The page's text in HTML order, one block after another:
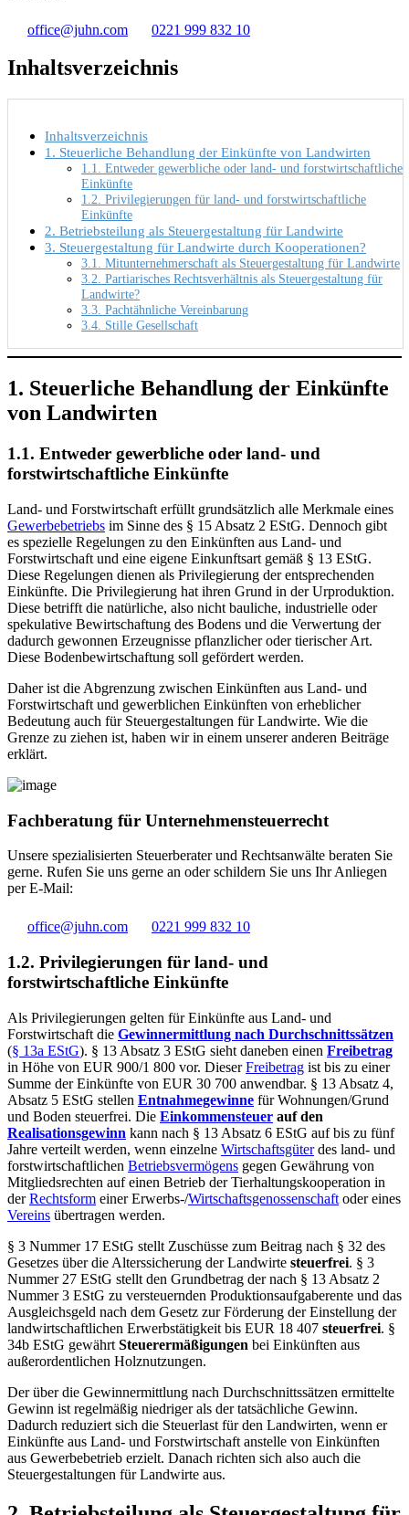
office@juhn.com 0221 999 832 10
Inhaltsverzeichnis
Inhaltsverzeichnis
1. Steuerliche Behandlung der Einkünfte von Landwirten
1.1. Entweder gewerbliche oder land- und forstwirtschaftliche
Einkünfte
1.2. Privilegierungen für land- und forstwirtschaftliche
Einkünfte
2. Betriebsteilung als Steuergestaltung für Landwirte
3. Steuergestaltung für Landwirte durch Kooperationen?
3.1. Mitunternehmerschaft als Steuergestaltung für Landwirte
3.2. Partiarisches Rechtsverhältnis als Steuergestaltung für
Landwirte?
3.3. Pachtähnliche Vereinbarung
3.4. Stille Gesellschaft
1. Steuerliche Behandlung der Einkünfte
von Landwirten
1.1. Entweder gewerbliche oder land- und
forstwirtschaftliche Einkünfte
Land- und Forstwirtschaft erfüllt grundsätzlich alle Merkmale eines
Gewerbebetriebs im Sinne des § 15 Absatz 2 EStG. Dennoch gibt
es spezielle Regelungen zu den Einkünften aus Land- und
Forstwirtschaft und eine eigene Einkunftsart gemäß § 13 EStG.
Diese Regelungen dienen als Privilegierung der entsprechenden
Einkünfte. Die Privilegierung hat ihren Grund in der Urproduktion.
Diese betrifft die natürliche, also nicht bauliche, industrielle oder
spekulative Bewirtschaftung des Bodens und die Verwertung der
dadurch gewonnen Erzeugnisse pflanzlicher oder tierischer Art.
Diese Bodenbewirtschaftung soll gefördert werden.
Daher ist die Abgrenzung zwischen Einkünften aus Land- und
Forstwirtschaft und gewerblichen Einkünften von erheblicher
Bedeutung auch für Steuergestaltungen für Landwirte. Wie die
Grenze zu ziehen ist, haben wir in einem unserer anderen Beiträge
erklärt.
Fachberatung für Unternehmensteuerrecht
Unsere spezialisierten Steuerberater und Rechtsanwälte beraten Sie
gerne. Rufen Sie uns gerne an oder schildern Sie uns Ihr Anliegen
per E-Mail:
office@juhn.com 0221 999 832 10
1.2. Privilegierungen für land- und
forstwirtschaftliche Einkünfte
Als Privilegierungen gelten für Einkünfte aus Land- und
Forstwirtschaft die Gewinnermittlung nach Durchschnittssätzen
(§ 13a EStG). § 13 Absatz 3 EStG sieht daneben einen Freibetrag
in Höhe von EUR 900/1 800 vor. DieserFreibetrag ist bis zu einer
Summe der Einkünfte von EUR 30 700 anwendbar. § 13 Absatz 4,
Absatz 5 EStG stellen Entnahmegewinne für Wohnungen/Grund
und Boden steuerfrei. Die Einkommensteuer auf den
Realisationsgewinn kann nach § 13 Absatz 6 EStG auf bis zu fünf
Jahre verteilt werden, wenn einzelne Wirtschaftsgüterdes land- und
forstwirtschaftlichen Betriebsvermögens gegen Gewährung von
Mitgliedsrechten auf einen Betrieb der Tierhaltungskooperation in
derRechtsform einer Erwerbs-/Wirtschaftsgenossenschaft oder eines
Vereins übertragen werden.
§ 3 Nummer 17 EStG stellt Zuschüsse zum Beitrag nach § 32 des
Gesetzes über die Alterssicherung der Landwirte steuerfrei. § 3
Nummer 27 EStG stellt den Grundbetrag der nach § 13 Absatz 2
Nummer 3 EStG zu versteuernden Produktionsaufgaberente und das
Ausgleichsgeld nach dem Gesetz zur Förderung der Einstellung der
landwirtschaftlichen Erwerbstätigkeit bis EUR 18 407 steuerfrei. §
34b EStG gewährt Steuerermäßigungen bei Einkünften aus
außerordentlichen Holznutzungen.
Der über die Gewinnermittlung nach Durchschnittssätzen ermittelte
Gewinn ist regelmäßig niedriger als der tatsächliche Gewinn.
Dadurch reduziert sich die Steuerlast für den Landwirten, wenn er
Einkünfte aus Land- und Forstwirtschaft anstelle von Einkünften
aus Gewerbebetrieb erzielt. Danach richten sich also auch die
Steuergestaltungen für Landwirte aus.